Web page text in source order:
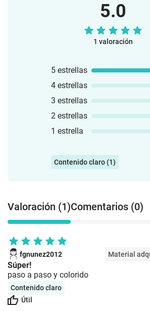
5.0
1 valoración
5 estrellas
4 estrellas
3 estrellas
2 estrellas
1 estrella
Contenido claro (1)
Valoración (1)Comentarios (0)
fgnunez2012
Material
Súper!
paso a paso y colorido
Contenido claro
Útil